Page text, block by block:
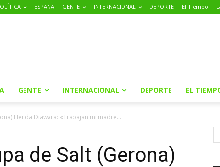
ESPAÑA GENTE INTERNACIONAL DEPORTE El Tiempo
GENTE INTERNACIONAL DEPORTE EL
Henda Diawara: «Trabajan mi madre...
de Salt (Gerona)